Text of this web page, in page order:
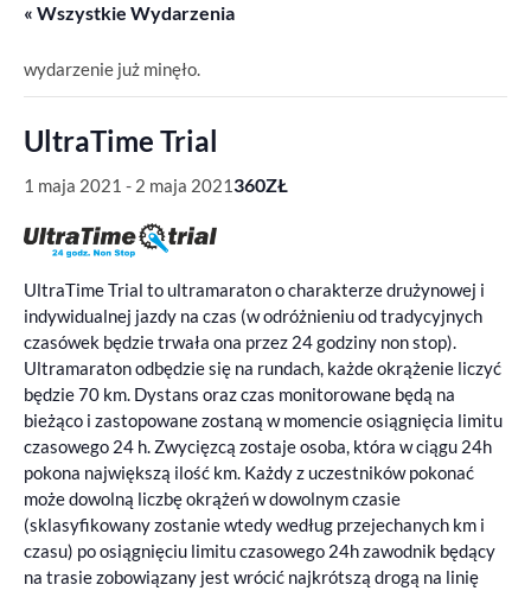
« Wszystkie Wydarzenia
wydarzenie już minęło.
UltraTime Trial
1 maja 2021 - 2 maja 2021 360ZŁ
UltraTime Trial to ultramaraton o charakterze drużynowej i
indywidualnej jazdy na czas (w odróżnieniu od tradycyjnych
czasówek będzie trwała ona przez 24 godziny non stop).
Ultramaraton odbędzie się na rundach, każde okrążenie liczyć
będzie 70 km. Dystans oraz czas monitorowane będą na
bieżąco i zastopowane zostaną w momencie osiągnięcia limitu
czasowego 24 h. Zwycięzcą zostaje osoba, która w ciągu 24h
pokona największą ilość km. Każdy z uczestników pokonać
może dowolną liczbę okrążeń w dowolnym czasie
(sklasyfikowany zostanie wtedy według przejechanych km i
czasu) po osiągnięciu limitu czasowego 24h zawodnik będący
na trasie zobowiązany jest wrócić najkrótszą drogą na linię